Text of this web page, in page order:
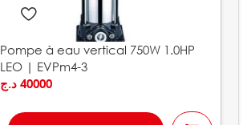
Pompe à eau vertical 750W 1.0HP
LEO | EVPm4-3
40000 د.ج